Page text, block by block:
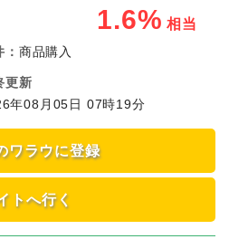
1.6% 相当
商品購入
更新
年08月05日 07時19分
ワラウに登録
トへ行く